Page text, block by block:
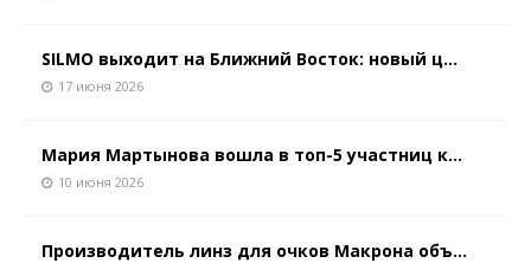
SILMO выходит на Ближний Восток: новый ц...
17 июня 2026
Мария Мартынова вошла в топ-5 участниц к...
10 июня 2026
Производитель линз для очков Макрона объ...